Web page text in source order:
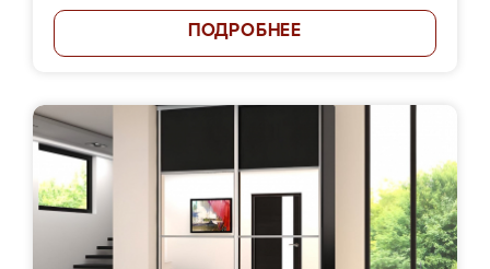
ПОДРОБНЕЕ